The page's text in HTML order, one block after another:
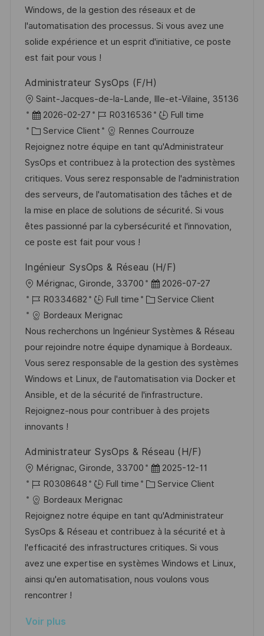
s
a
t
i
n
a
f
f
h
a
g
e
e
n
c
e
u
p
o
s
t
e
o
r
i
Windows, de la gestion des réseaux et de
l'automatisation des processus. Si vous avez une
solide expérience et un esprit d'initiative, ce poste
est fait pour vous !
Administrateur SysOps (F/H)
o
c
a
l
i
s
a
t
i
n
Saint-Jacques-de-la-Lande, Ille-et-Vilaine, 35136
D
a
t
e
d
’
a
f
f
c
h
a
g
e
2026-02-27
R
é
f
é
r
e
n
c
e
u
p
o
s
t
e
R0316536
Full time
C
a
t
é
g
o
r
i
Service Client
Rennes Courrouze
Rejoignez notre équipe en tant qu'Administrateur
SysOps et contribuez à la protection des systèmes
critiques. Vous serez responsable de l'administration
des serveurs, de l'automatisation des tâches et de
la mise en place de solutions de sécurité. Si vous
êtes passionné par la cybersécurité et l'innovation,
ce poste est fait pour vous !
Ingénieur SysOps & Réseau (H/F)
o
c
a
l
i
s
a
t
i
n
Mérignac, Gironde, 33700
D
a
e
d
’
a
f
f
h
a
g
2026-07-27
R
é
f
é
r
e
n
c
e
u
p
o
s
t
e
R0334682 Full time
C
t
é
g
o
r
i
Service Client
Bordeaux Merignac
Nous recherchons un Ingénieur Systèmes & Réseau
pour rejoindre notre équipe dynamique à Bordeaux.
Vous serez responsable de la gestion des systèmes
Windows et Linux, de l'automatisation via Docker et
Ansible, et de la sécurité de l'infrastructure.
Rejoignez-nous pour contribuer à des projets
innovants !
Administrateur SysOps & Réseau (H/F)
o
c
a
l
i
s
a
t
o
Mérignac, Gironde, 33700
D
a
e
d
’
a
f
2025-12-11
R
é
f
é
r
e
n
c
d
R0308648 Full time
C
t
é
g
o
r
Service Client
Bordeaux Merignac
Rejoignez notre équipe en tant qu'Administrateur
SysOps & Réseau et contribuez à la sécurité et à
l'efficacité des infrastructures critiques. Si vous
avez une expertise en systèmes Windows et Linux,
ainsi qu'en automatisation, nous voulons vous
rencontrer !
Voir plus